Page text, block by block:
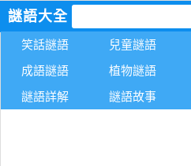
謎語大全
笑話謎語 兒童謎語
成語謎語
植物謎語
謎語詳解
謎語故事